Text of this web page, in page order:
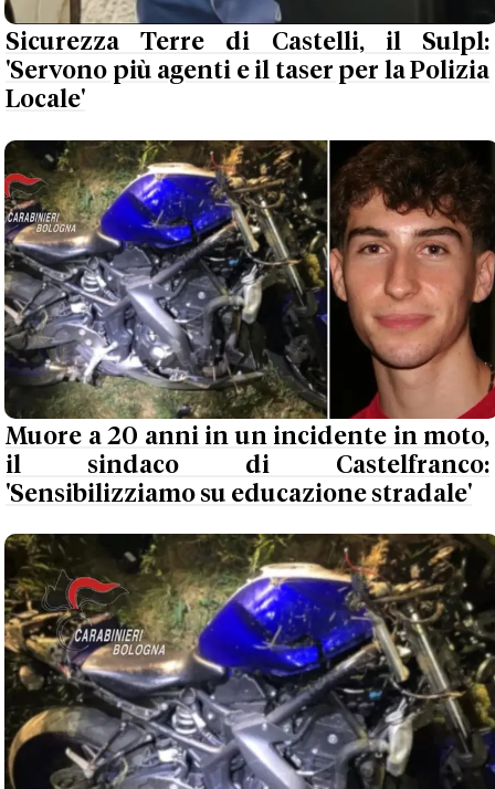
Sicurezza Terre di Castelli, il Sulpl:
'Servono più agenti e il taser per la Polizia
Locale'
Muore a 20 anni in un incidente in moto,
il sindaco di Castelfranco:
'Sensibilizziamo su educazione stradale'